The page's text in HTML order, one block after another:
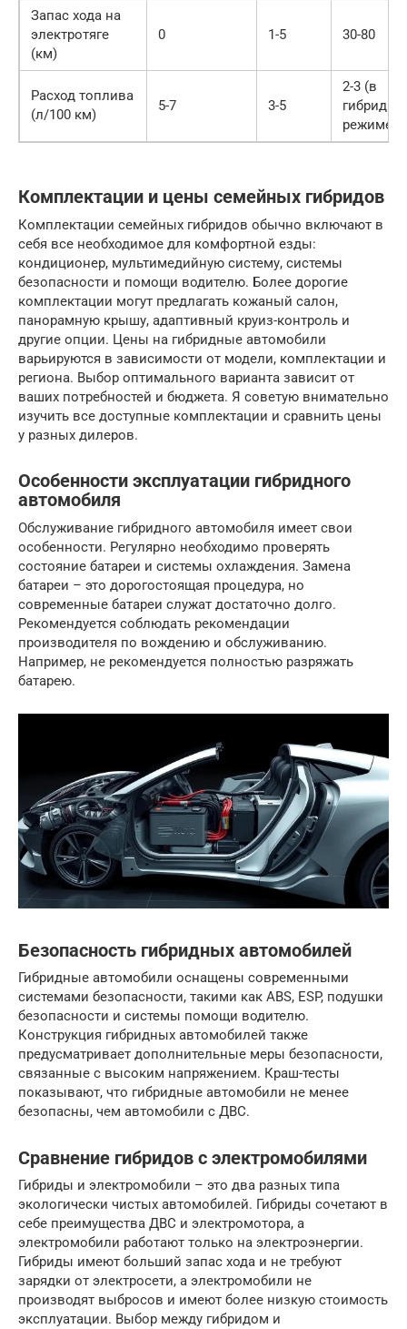
Запас хода на
электротяге
(км)
0 1-5 30-80
Расход топлива
(л/100 км)
5-7 3-5
2-3 (в
режиме)
Комплектации и цены семейных гибридов
Комплектации семейных гибридов обычно включают в
себя все необходимое для комфортной езды:
кондиционер, мультимедийную систему, системы
безопасности и помощи водителю. Более дорогие
комплектации могут предлагать кожаный салон,
панорамную крышу, адаптивный круиз-контроль и
другие опции. Цены на гибридные автомобили
варьируются в зависимости от модели, комплектации и
региона. Выбор оптимального варианта зависит от
ваших потребностей и бюджета. Я советую внимательно
изучить все доступные комплектации и сравнить цены
у разных дилеров.
Особенности эксплуатации гибридного
автомобиля
Обслуживание гибридного автомобиля имеет свои
особенности. Регулярно необходимо проверять
состояние батареи и системы охлаждения. Замена
батареи – это дорогостоящая процедура, но
современные батареи служат достаточно долго.
Рекомендуется соблюдать рекомендации
производителя по вождению и обслуживанию.
Например, не рекомендуется полностью разряжать
батарею.
Безопасность гибридных автомобилей
Гибридные автомобили оснащены современными
системами безопасности, такими как ABS, ESP, подушки
безопасности и системы помощи водителю.
Конструкция гибридных автомобилей также
предусматривает дополнительные меры безопасности,
связанные с высоким напряжением. Краш-тесты
показывают, что гибридные автомобили не менее
безопасны, чем автомобили с ДВС.
Сравнение гибридов с электромобилями
Гибриды и электромобили – это два разных типа
экологически чистых автомобилей. Гибриды сочетают в
себе преимущества ДВС и электромотора, а
электромобили работают только на электроэнергии.
Гибриды имеют больший запас хода и не требуют
зарядки от электросети, а электромобили не
производят выбросов и имеют более низкую стоимость
эксплуатации. Выбор между гибридом и